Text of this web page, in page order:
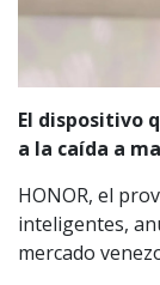
El dispositivo
a la caída a
HONOR, el
inteligentes,
mercado